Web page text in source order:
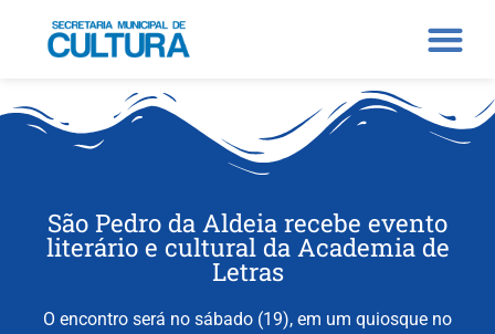
São Pedro da Aldeia recebe evento
literário e cultural da Academia de
Letras
O encontro será no sábado (19), em um quiosque no